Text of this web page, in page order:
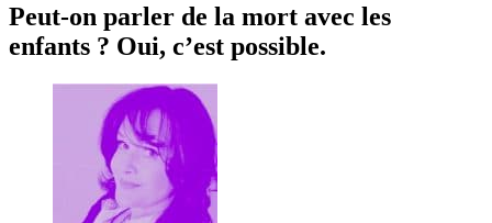
Peut-on parler de la mort avec les
enfants ? Oui, c’est possible.